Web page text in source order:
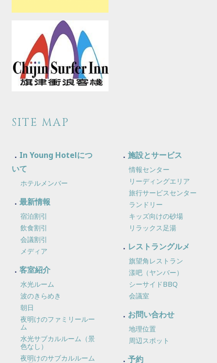
SITE MAP
In Young Hotelにつ
いて
ホテルメンバー
最新情報
宿泊割引
飲食割引
会議割引
メディア
客室紹介
水光ルーム
波のきらめき
朝日
夜明けのファミリールー
ム
水光サブカルルーム（景
色なし）
夜明けのサブカルルーム
施設とサービス
情報センター
リーディングエリア
旅行サービスセンター
ランドリー
キッズ向けの砂場
リラックス足湯
レストラングルメ
旗望角レストラン
漾吧（ヤンバー）
シーサイドBBQ
会議室
お問い合わせ
地理位置
周辺スポット
予約